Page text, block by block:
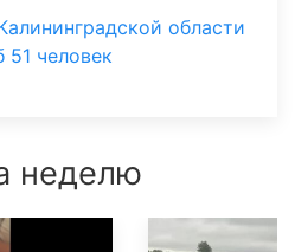
области
51 человек
неделю